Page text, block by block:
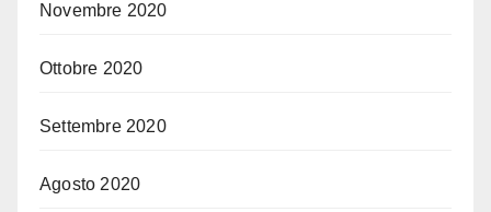
Novembre 2020
Ottobre 2020
Settembre 2020
Agosto 2020